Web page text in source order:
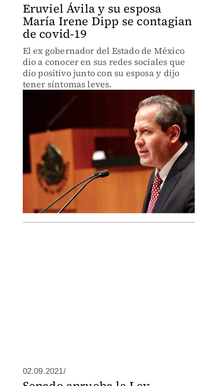
Eruviel Ávila y su esposa
María Irene Dipp se contagian
de covid-19
El ex gobernador del Estado de México
dio a conocer en sus redes sociales que
dio positivo junto con su esposa y dijo
tener síntomas leves.
02.09.2021/